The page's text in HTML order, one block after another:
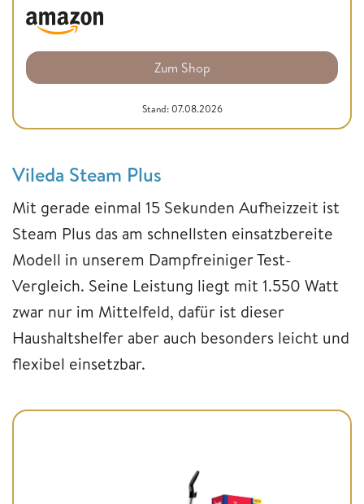
Zum Shop
Stand: 07.08.2026
Vileda Steam Plus
Mit gerade einmal 15 Sekunden Aufheizzeit ist
Steam Plus das am schnellsten einsatzbereite
Modell in unserem Dampfreiniger Test-
Vergleich. Seine Leistung liegt mit 1.550 Watt
zwar nur im Mittelfeld, dafür ist dieser
Haushaltshelfer aber auch besonders leicht und
flexibel einsetzbar.